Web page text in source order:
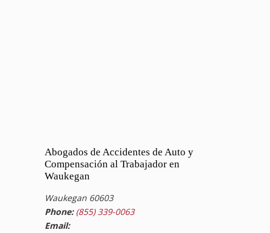
Abogados de Accidentes de Auto y
Compensación al Trabajador en
Waukegan
Waukegan 60603
Phone: (855) 339-0063
Email: